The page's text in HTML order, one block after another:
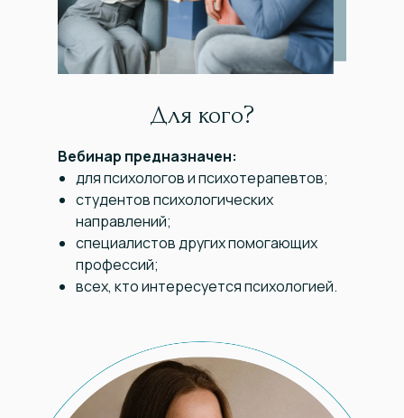
Для кого?
Вебинар предназначен:
для психологов и психотерапевтов;
студентов психологических
направлений;
специалистов других помогающих
профессий;
всех, кто интересуется психологией.